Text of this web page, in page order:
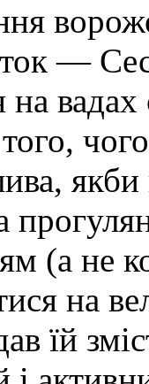
—
на
якби
(а не
на
їй